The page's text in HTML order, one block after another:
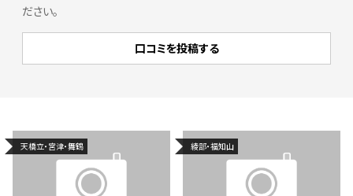
ださい。
天橋立・宮津・舞鶴 綾部・福知山